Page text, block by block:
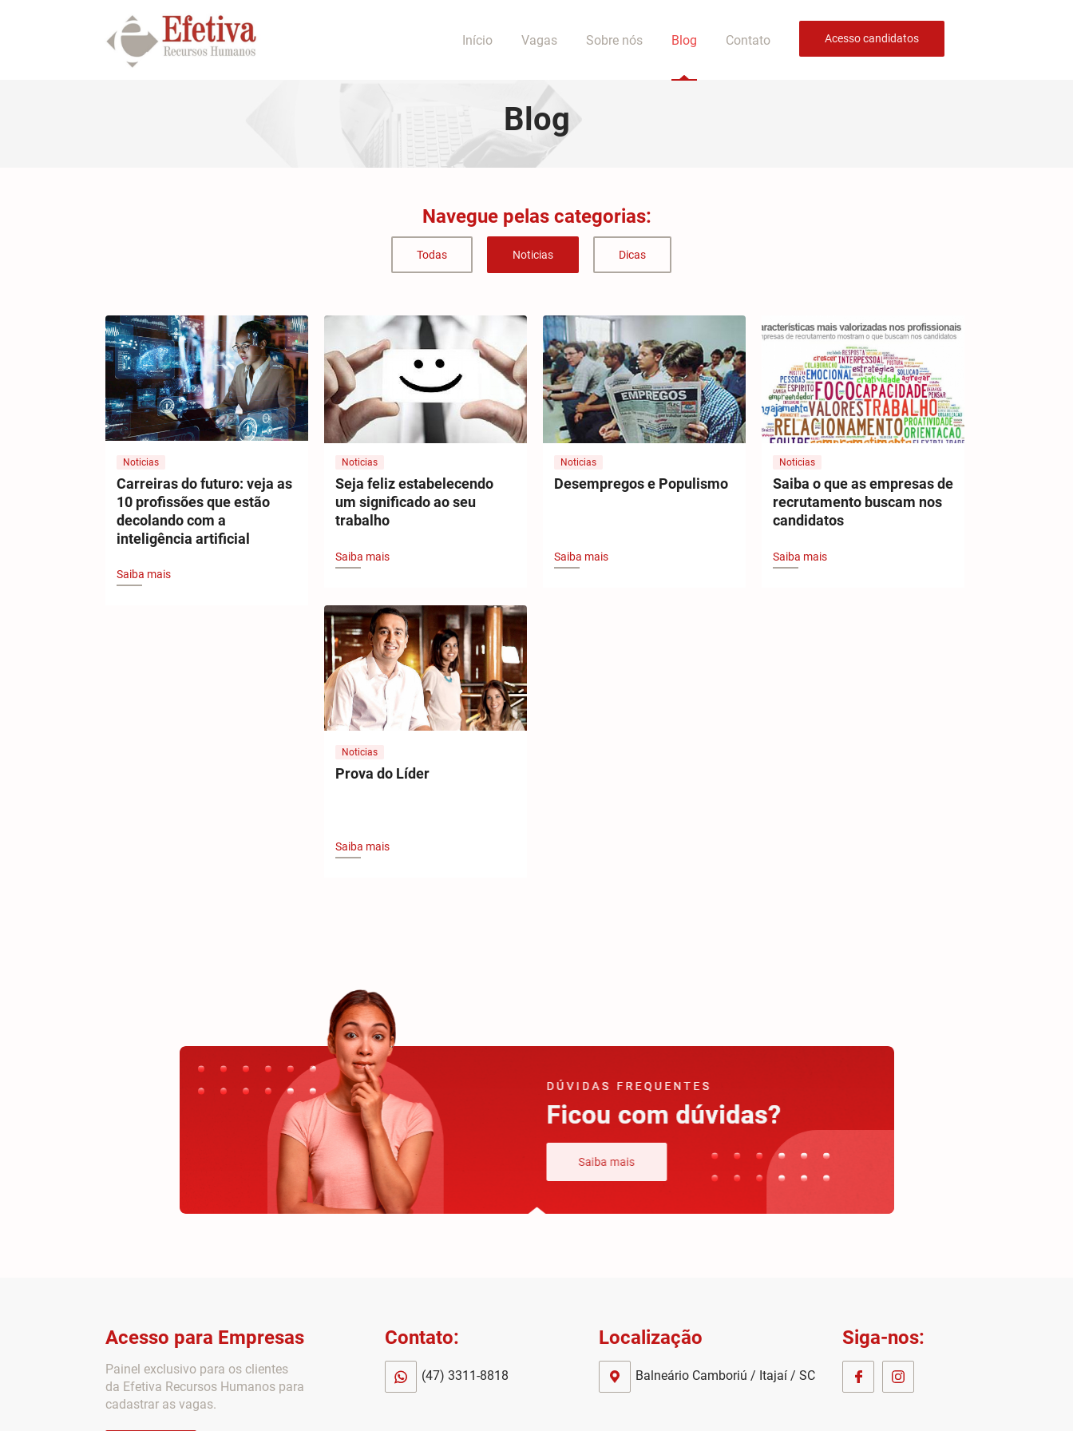
Início Vagas Sobre nós Blog Contato Acesso candidatos
Blog
Navegue pelas categorias:
Todas Noticias Dicas
Noticias
Carreiras do futuro: veja as
10 profissões que estão
decolando com a
inteligência artificial
Saiba mais
Noticias
Seja feliz estabelecendo
um significado ao seu
trabalho
Saiba mais
Noticias
Desempregos e Populismo
Saiba mais
Noticias
Saiba o que as empresas de
recrutamento buscam nos
candidatos
Saiba mais
Noticias
Prova do Líder
Saiba mais
Acesso para Empresas
Painel exclusivo para os clientes
da Efetiva Recursos Humanos para
cadastrar as vagas.
Contato:
(47) 3311-8818
Localização
Balneário Camboriú / Itajaí / SC
Siga-nos: